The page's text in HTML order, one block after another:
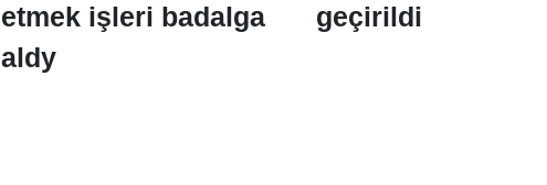
etmek işleri badalga
aldy
geçirildi